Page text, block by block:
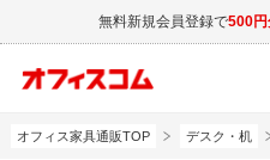
無料新規会員登録で500円
オフィス家具通販TOP デスク・机